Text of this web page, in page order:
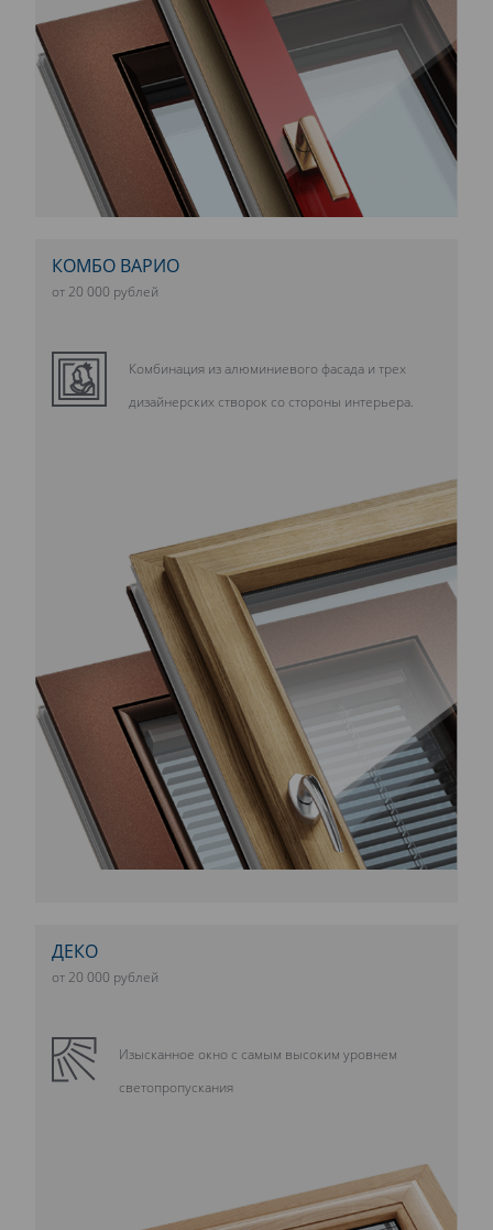
КОМБО ВАРИО
от 20 000 рублей
Комбинация из алюминиевого фасада и трех
дизайнерских створок со стороны интерьера.
ДЕКО
от 20 000 рублей
Изысканное окно с самым высоким уровнем
светопропускания